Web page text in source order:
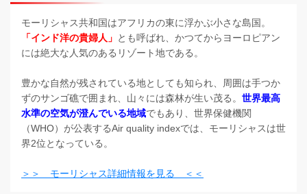
モーリシャス共和国はアフリカの東に浮かぶ小さな島国。
「インド洋の貴婦人」 とも呼ばれ、かつてからヨーロピアン
には絶大な人気のあるリゾート地である。
豊かな自然が残されている地としても知られ、周囲は手つか
ずのサンゴ礁で囲まれ、山々には森林が生い茂る。 世界最高
水準の空気が澄んでいる地域でもあり、世界保健機関
（WHO）が公表するAir quality indexでは、モーリシャスは世
界2位となっている。
＞＞ モーリシャス詳細情報を見る ＜＜